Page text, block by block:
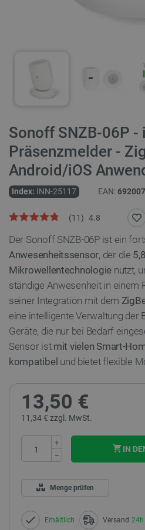
Sonoff SNZB-06P
Präsenzmelder -
Android/iOS
Index: INN-25117 EAN:
4.8
(11)
Der Sonoff SNZB-06P ist ein
Anwesenheitssensor, der die
Mikrowellentechnologie nutzt,
ständige Anwesenheit in einem
seiner Integration mit dem
eine intelligente Verwaltung der
Geräte, die nur bei Bedarf
Sensor ist mit vielen Smart-
kompatibel und bietet flexible
13,50 €
11,34 € zzgl. MwSt.
+
−
IN
Menge prüfen
Erhältlich Versand 24h